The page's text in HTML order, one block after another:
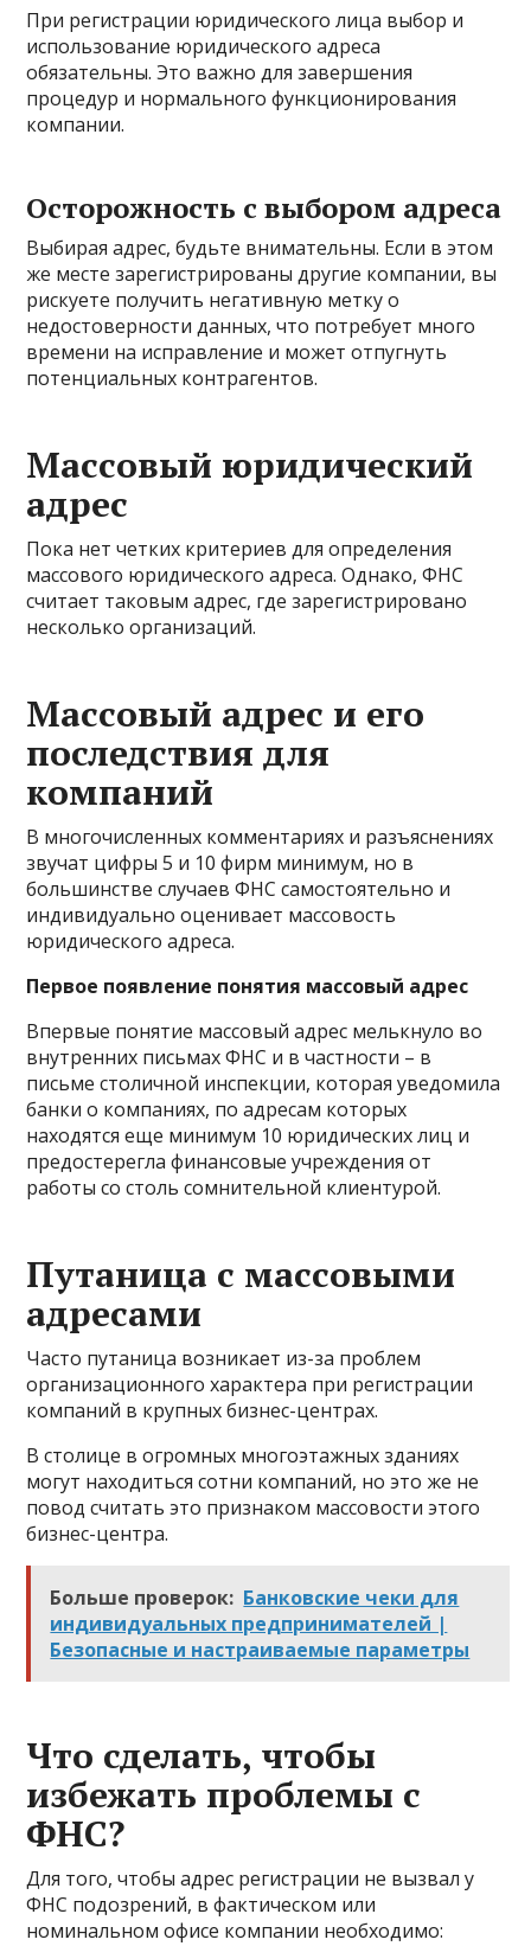
При регистрации юридического лица выбор и
использование юридического адреса
обязательны. Это важно для завершения
процедур и нормального функционирования
компании.
Осторожность с выбором адреса
Выбирая адрес, будьте внимательны. Если в этом
же месте зарегистрированы другие компании, вы
рискуете получить негативную метку о
недостоверности данных, что потребует много
времени на исправление и может отпугнуть
потенциальных контрагентов.
Массовый юридический
адрес
Пока нет четких критериев для определения
массового юридического адреса. Однако, ФНС
считает таковым адрес, где зарегистрировано
несколько организаций.
Массовый адрес и его
последствия для
компаний
В многочисленных комментариях и разъяснениях
звучат цифры 5 и 10 фирм минимум, но в
большинстве случаев ФНС самостоятельно и
индивидуально оценивает массовость
юридического адреса.
Первое появление понятия массовый адрес
Впервые понятие массовый адрес мелькнуло во
внутренних письмах ФНС и в частности – в
письме столичной инспекции, которая уведомила
банки о компаниях, по адресам которых
находятся еще минимум 10 юридических лиц и
предостерегла финансовые учреждения от
работы со столь сомнительной клиентурой.
Путаница с массовыми
адресами
Часто путаница возникает из-за проблем
организационного характера при регистрации
компаний в крупных бизнес-центрах.
В столице в огромных многоэтажных зданиях
могут находиться сотни компаний, но это же не
повод считать это признаком массовости этого
бизнес-центра.
Больше проверок: Банковские чеки для
индивидуальных предпринимателей |
Безопасные и настраиваемые параметры
Что сделать, чтобы
избежать проблемы с
ФНС?
Для того, чтобы адрес регистрации не вызвал у
ФНС подозрений, в фактическом или
номинальном офисе компании необходимо: